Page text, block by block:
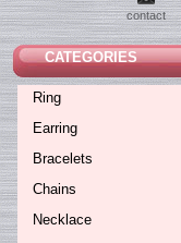
contact
CATEGORIES
Ring
Earring
Bracelets
Chains
Necklace